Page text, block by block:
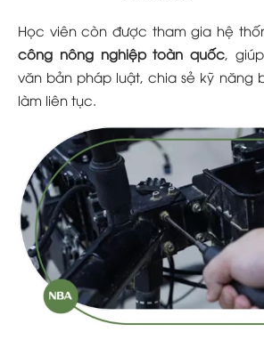
Học viên còn được tham gia hệ
công nông nghiệp toàn quốc ,
văn bản pháp luật, chia sẻ kỹ năng
làm liên tục.